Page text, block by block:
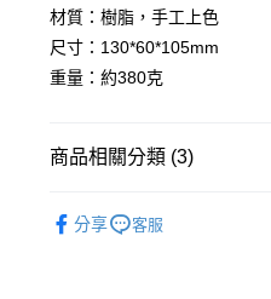
悠遊付
每筆NT$80，滿NT$3,000(含
材質：樹脂，手工上色
尺寸：130*60*105mm
重量：約380克
商品相關分類 (3)
分享 客服